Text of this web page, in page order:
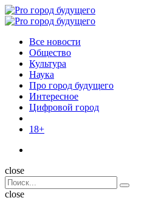
Menu
Поиск
Menu
Pro
Все новости
Общество
Культура
Наука
Про город будущего
Интересное
Цифровой город
18+
Поиск
close
Search
for:
Поиск
close